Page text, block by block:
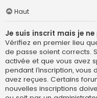
Haut
Je suis inscrit mais je
Vérifiez en premier lieu
de passe soient corrects.
activée et que vous avez
pendant l’inscription, vous
avez reçues. Certains
nouvelles inscriptions